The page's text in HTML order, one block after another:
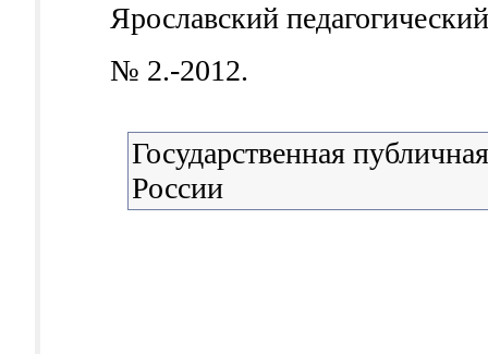
Ярославский
№ 2.-2012.
Государственная
России